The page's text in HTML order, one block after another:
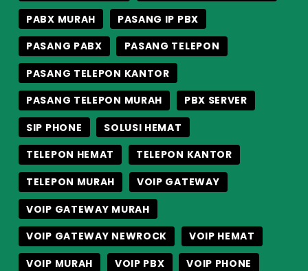
PABX MURAH
PASANG IP PBX
PASANG PABX
PASANG TELEPON
PASANG TELEPON KANTOR
PASANG TELEPON MURAH
PBX SERVER
SIP PHONE
SOLUSI HEMAT
TELEPON HEMAT
TELEPON KANTOR
TELEPON MURAH
VOIP GATEWAY
VOIP GATEWAY MURAH
VOIP GATEWAY NEWROCK
VOIP HEMAT
VOIP MURAH
VOIP PBX
VOIP PHONE